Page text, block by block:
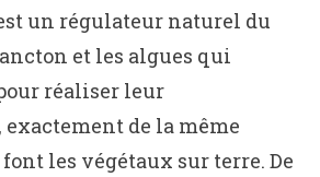
un régulateur naturel du
et les algues qui
réaliser leur
de la même
les végétaux sur terre. De